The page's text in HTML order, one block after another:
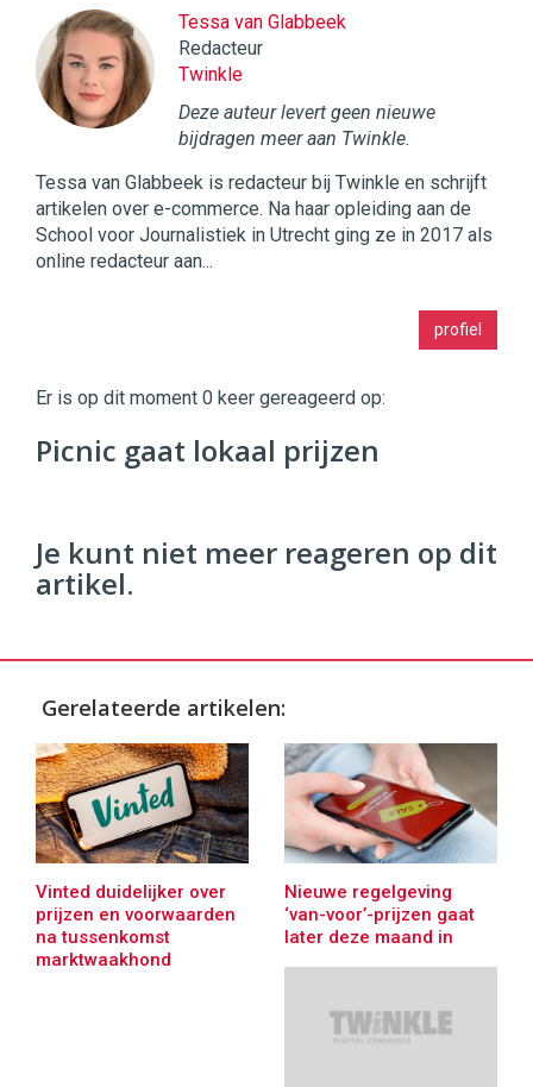
Tessa van Glabbeek
Redacteur
Twinkle
Deze auteur levert geen nieuwe
bijdragen meer aan Twinkle.
Tessa van Glabbeek is redacteur bij Twinkle en schrijft
artikelen over e-commerce. Na haar opleiding aan de
School voor Journalistiek in Utrecht ging ze in 2017 als
online redacteur aan...
profiel
Commerce https://twinklemagazine.nl
9654
Er is op dit moment 0 keer gereageerd op:
Picnic gaat lokaal prijzen
Je kunt niet meer reageren op dit
artikel.
Gerelateerde artikelen:
Vinted duidelijker over
prijzen en voorwaarden
na tussenkomst
marktwaakhond
Nieuwe regelgeving
‘van-voor’-prijzen gaat
later deze maand in